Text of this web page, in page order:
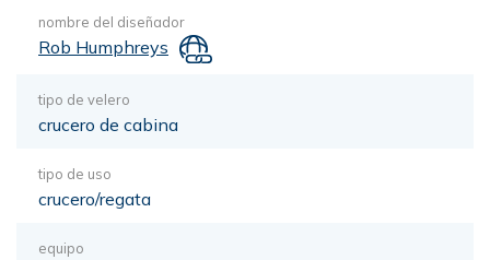
nombre del diseñador
Rob Humphreys
tipo de velero
crucero de cabina
tipo de uso
crucero/regata
equipo